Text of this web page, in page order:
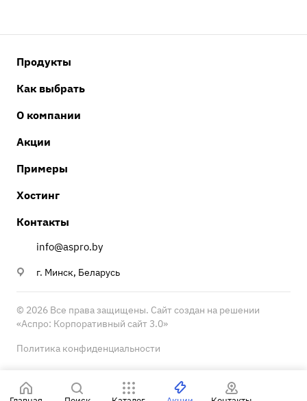
Продукты
Как выбрать
О компании
Акции
Примеры
Хостинг
Контакты
info@aspro.by
г. Минск, Беларусь
© 2026 Все права защищены. Сайт создан на решении
«Аспро: Корпоративный сайт 3.0»
Политика конфиденциальности